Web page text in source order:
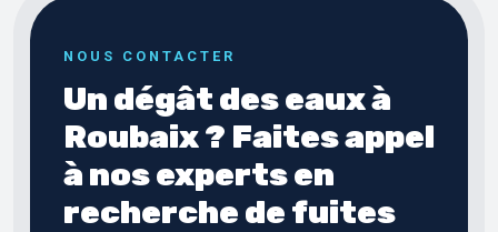
NOUS CONTACTER
Un dégât des eaux à
Roubaix ? Faites appel
à nos experts en
recherche de fuites